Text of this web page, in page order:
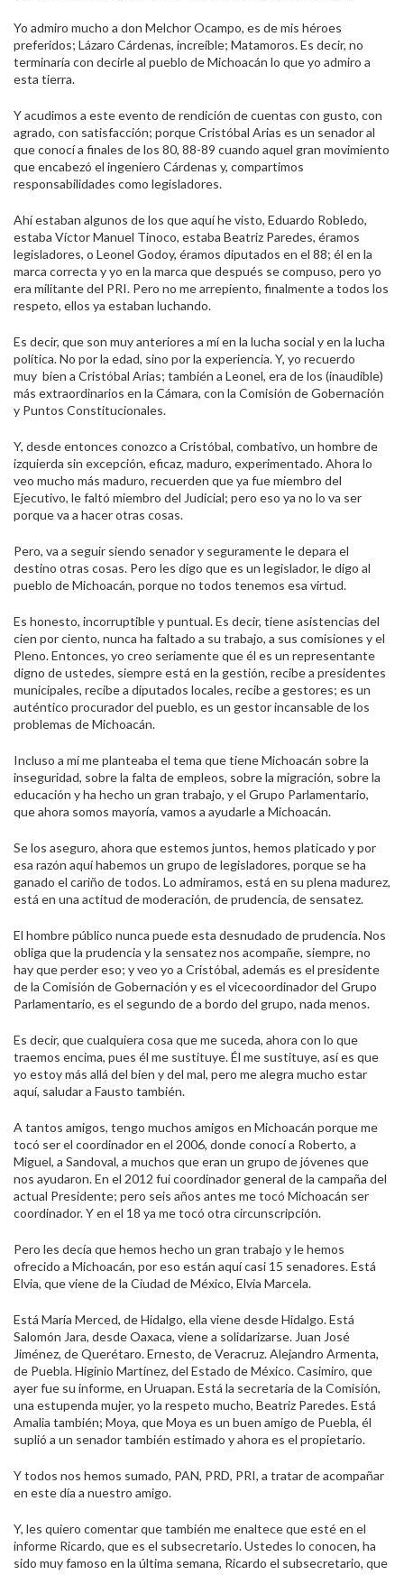
Yo admiro mucho a don Melchor Ocampo, es de mis héroes
preferidos; Lázaro Cárdenas, increíble; Matamoros. Es decir, no
terminaría con decirle al pueblo de Michoacán lo que yo admiro a
esta tierra.
Y acudimos a este evento de rendición de cuentas con gusto, con
agrado, con satisfacción; porque Cristóbal Arias es un senador al
que conocí a finales de los 80, 88-89 cuando aquel gran movimiento
que encabezó el ingeniero Cárdenas y, compartimos
responsabilidades como legisladores.
Ahí estaban algunos de los que aquí he visto, Eduardo Robledo,
estaba Víctor Manuel Tinoco, estaba Beatriz Paredes, éramos
legisladores, o Leonel Godoy, éramos diputados en el 88; él en la
marca correcta y yo en la marca que después se compuso, pero yo
era militante del PRI. Pero no me arrepiento, finalmente a todos los
respeto, ellos ya estaban luchando.
Es decir, que son muy anteriores a mí en la lucha social y en la lucha
política. No por la edad, sino por la experiencia. Y, yo recuerdo
muy bien a Cristóbal Arias; también a Leonel, era de los (inaudible)
más extraordinarios en la Cámara, con la Comisión de Gobernación
y Puntos Constitucionales.
Y, desde entonces conozco a Cristóbal, combativo, un hombre de
izquierda sin excepción, eficaz, maduro, experimentado. Ahora lo
veo mucho más maduro, recuerden que ya fue miembro del
Ejecutivo, le faltó miembro del Judicial; pero eso ya no lo va ser
porque va a hacer otras cosas.
Pero, va a seguir siendo senador y seguramente le depara el
destino otras cosas. Pero les digo que es un legislador, le digo al
pueblo de Michoacán, porque no todos tenemos esa virtud.
Es honesto, incorruptible y puntual. Es decir, tiene asistencias del
cien por ciento, nunca ha faltado a su trabajo, a sus comisiones y el
Pleno. Entonces, yo creo seriamente que él es un representante
digno de ustedes, siempre está en la gestión, recibe a presidentes
municipales, recibe a diputados locales, recibe a gestores; es un
auténtico procurador del pueblo, es un gestor incansable de los
problemas de Michoacán.
Incluso a mí me planteaba el tema que tiene Michoacán sobre la
inseguridad, sobre la falta de empleos, sobre la migración, sobre la
educación y ha hecho un gran trabajo, y el Grupo Parlamentario,
que ahora somos mayoría, vamos a ayudarle a Michoacán.
Se los aseguro, ahora que estemos juntos, hemos platicado y por
esa razón aquí habemos un grupo de legisladores, porque se ha
ganado el cariño de todos. Lo admiramos, está en su plena madurez,
está en una actitud de moderación, de prudencia, de sensatez.
El hombre público nunca puede esta desnudado de prudencia. Nos
obliga que la prudencia y la sensatez nos acompañe, siempre, no
hay que perder eso; y veo yo a Cristóbal, además es el presidente
de la Comisión de Gobernación y es el vicecoordinador del Grupo
Parlamentario, es el segundo de a bordo del grupo, nada menos.
Es decir, que cualquiera cosa que me suceda, ahora con lo que
traemos encima, pues él me sustituye. Él me sustituye, así es que
yo estoy más allá del bien y del mal, pero me alegra mucho estar
aquí, saludar a Fausto también.
A tantos amigos, tengo muchos amigos en Michoacán porque me
tocó ser el coordinador en el 2006, donde conocí a Roberto, a
Miguel, a Sandoval, a muchos que eran un grupo de jóvenes que
nos ayudaron. En el 2012 fui coordinador general de la campaña del
actual Presidente; pero seis años antes me tocó Michoacán ser
coordinador. Y en el 18 ya me tocó otra circunscripción.
Pero les decía que hemos hecho un gran trabajo y le hemos
ofrecido a Michoacán, por eso están aquí casi 15 senadores. Está
Elvia, que viene de la Ciudad de México, Elvia Marcela.
Está María Merced, de Hidalgo, ella viene desde Hidalgo. Está
Salomón Jara, desde Oaxaca, viene a solidarizarse. Juan José
Jiménez, de Querétaro. Ernesto, de Veracruz. Alejandro Armenta,
de Puebla. Higinio Martínez, del Estado de México. Casimiro, que
ayer fue su informe, en Uruapan. Está la secretaria de la Comisión,
una estupenda mujer, yo la respeto mucho, Beatriz Paredes. Está
Amalia también; Moya, que Moya es un buen amigo de Puebla, él
suplió a un senador también estimado y ahora es el propietario.
Y todos nos hemos sumado, PAN, PRD, PRI, a tratar de acompañar
en este día a nuestro amigo.
Y, les quiero comentar que también me enaltece que esté en el
informe Ricardo, que es el subsecretario. Ustedes lo conocen, ha
sido muy famoso en la última semana, Ricardo el subsecretario, que